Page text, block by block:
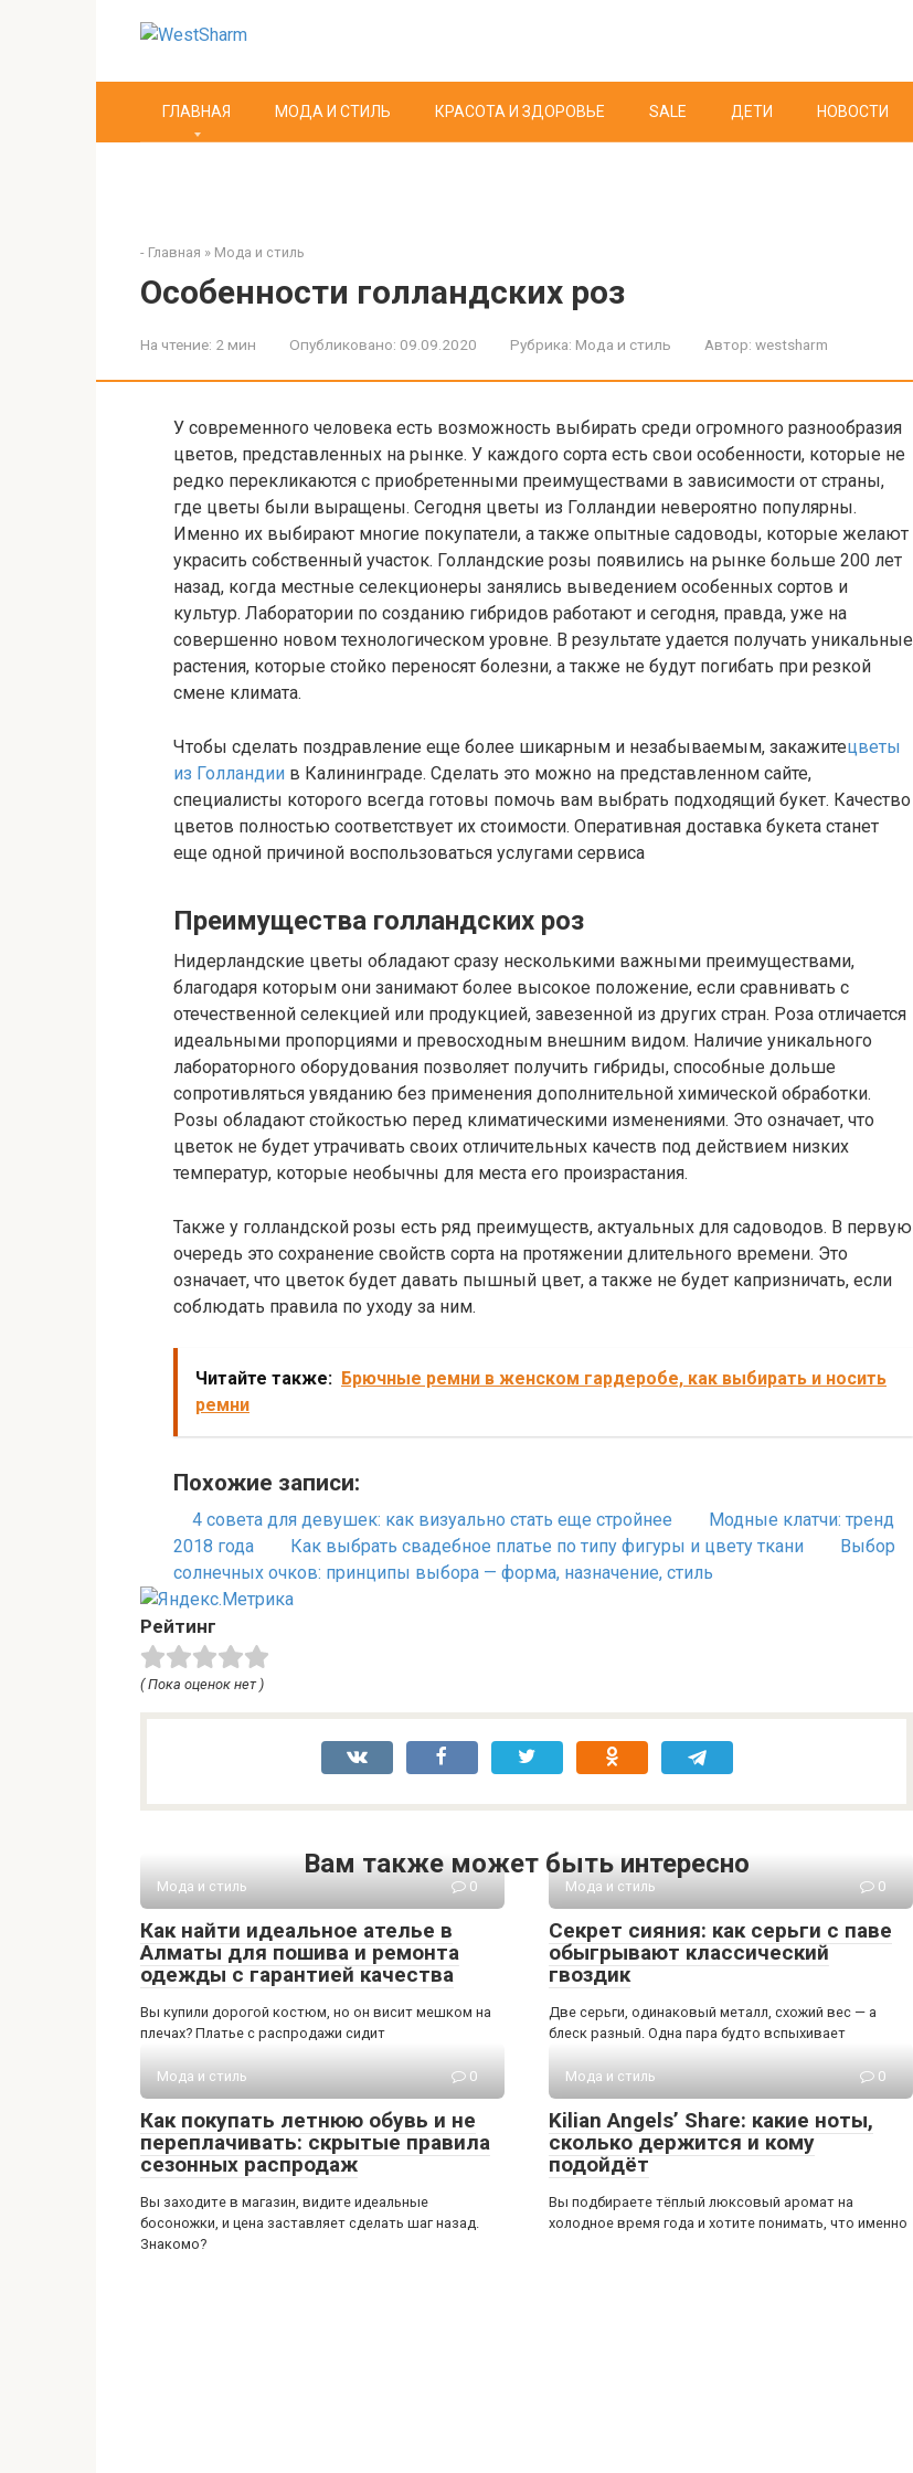
ГЛАВНАЯ МОДА И СТИЛЬ КРАСОТА И ЗДОРОВЬЕ SALE ДЕТИ НОВОСТИ
- Главная » Мода и стиль
Особенности голландских роз
На чтение: 2 мин Опубликовано: 09.09.2020 Рубрика: Мода и стиль Автор: westsharm
У современного человека есть возможность выбирать среди огромного разнообразия
цветов, представленных на рынке. У каждого сорта есть свои особенности, которые не
редко перекликаются с приобретенными преимуществами в зависимости от страны,
где цветы были выращены. Сегодня цветы из Голландии невероятно популярны.
Именно их выбирают многие покупатели, а также опытные садоводы, которые желают
украсить собственный участок. Голландские розы появились на рынке больше 200 лет
назад, когда местные селекционеры занялись выведением особенных сортов и
культур. Лаборатории по созданию гибридов работают и сегодня, правда, уже на
совершенно новом технологическом уровне. В результате удается получать уникальные
растения, которые стойко переносят болезни, а также не будут погибать при резкой
смене климата.
Чтобы сделать поздравление еще более шикарным и незабываемым, закажитецветы
из Голландии в Калининграде. Сделать это можно на представленном сайте,
специалисты которого всегда готовы помочь вам выбрать подходящий букет. Качество
цветов полностью соответствует их стоимости. Оперативная доставка букета станет
еще одной причиной воспользоваться услугами сервиса
Преимущества голландских роз
Нидерландские цветы обладают сразу несколькими важными преимуществами,
благодаря которым они занимают более высокое положение, если сравнивать с
отечественной селекцией или продукцией, завезенной из других стран. Роза отличается
идеальными пропорциями и превосходным внешним видом. Наличие уникального
лабораторного оборудования позволяет получить гибриды, способные дольше
сопротивляться увяданию без применения дополнительной химической обработки.
Розы обладают стойкостью перед климатическими изменениями. Это означает, что
цветок не будет утрачивать своих отличительных качеств под действием низких
температур, которые необычны для места его произрастания.
Также у голландской розы есть ряд преимуществ, актуальных для садоводов. В первую
очередь это сохранение свойств сорта на протяжении длительного времени. Это
означает, что цветок будет давать пышный цвет, а также не будет капризничать, если
соблюдать правила по уходу за ним.
Читайте также: Брючные ремни в женском гардеробе, как выбирать и носить
ремни
Похожие записи:
4 совета для девушек: как визуально стать еще стройнее
Модные клатчи: тренд
2018 года
Как выбрать свадебное платье по типу фигуры и цвету ткани
Выбор
солнечных очков: принципы выбора — форма, назначение, стиль
Рейтинг
( Пока оценок нет )
Вам также может быть интересно
Мода и стиль 0
Как найти идеальное ателье в
Алматы для пошива и ремонта
одежды с гарантией качества
Вы купили дорогой костюм, но он висит мешком на
плечах? Платье с распродажи сидит
Мода и стиль 0
Секрет сияния: как серьги с паве
обыгрывают классический
гвоздик
Две серьги, одинаковый металл, схожий вес — а
блеск разный. Одна пара будто вспыхивает
Мода и стиль 0
Как покупать летнюю обувь и не
переплачивать: скрытые правила
сезонных распродаж
Вы заходите в магазин, видите идеальные
босоножки, и цена заставляет сделать шаг назад.
Знакомо?
Мода и стиль 0
Kilian Angels’ Share: какие ноты,
сколько держится и кому
подойдёт
Вы подбираете тёплый люксовый аромат на
холодное время года и хотите понимать, что именно